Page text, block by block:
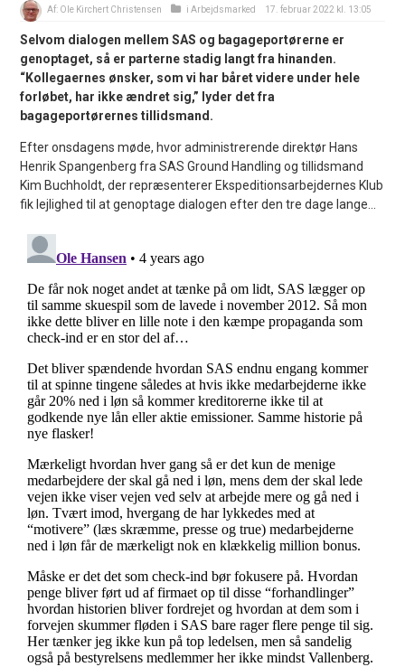
Af: Ole Kirchert Christensen iArbejdsmarked 17. februar 2022 kl. 13:05
Selvom dialogen mellem SAS og bagageportørerne er
genoptaget, så er parterne stadig langt fra hinanden.
“Kollegaernes ønsker, som vi har båret videre under hele
forløbet, har ikke ændret sig,” lyder det fra
bagageportørernes tillidsmand.
Efter onsdagens møde, hvor administrerende direktør Hans
Henrik Spangenberg fra SAS Ground Handling og tillidsmand
Kim Buchholdt, der repræsenterer Ekspeditionsarbejdernes Klub
fik lejlighed til at genoptage dialogen efter den tre dage lange...